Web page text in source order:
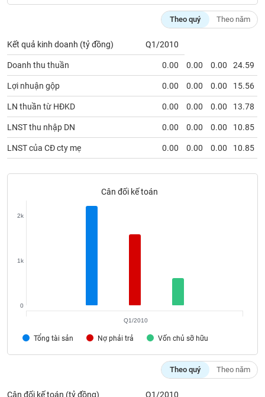
Theo quý Theo năm
Kết quả kinh doanh (tỷ đồng) Q1/2010
Doanh thu thuần 0.00 0.00 0.00 24.59
Lợi nhuận gộp 0.00 0.00 0.00 15.56
LN thuần từ HĐKD 0.00 0.00 0.00 13.78
LNST thu nhập DN 0.00 0.00 0.00 10.85
LNST của CĐ cty mẹ 0.00 0.00 0.00 10.85
Cân đối kế toán
Tổng tài sản Nợ phải trả Vốn chủ sỡ hữu
0
1k
2k
Q1/2010
Theo quý Theo năm
Cân đối kế toán (tỷ đồng) Q1/2010
TIỆN
ÍCH
BẤT
ĐỘNG
SẢN
khoán
Chỉ số
Lãnh
Tất cả Người nội bộ Người liên quan
Tin
(-)
Bài